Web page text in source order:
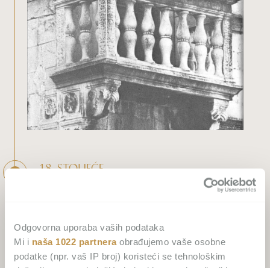
Odgovorna uporaba vaših podataka
Mi i naša 1022 partneraobrađujemo vaše osobne
podatke (npr. vaš IP broj) koristeći se tehnološkim
18. STOLJEĆE
Obitelj Pavlović je u posjed palače došla koncem 18.
dotu donijela kuću na južnom pročelju glavnog
gradskog trga.